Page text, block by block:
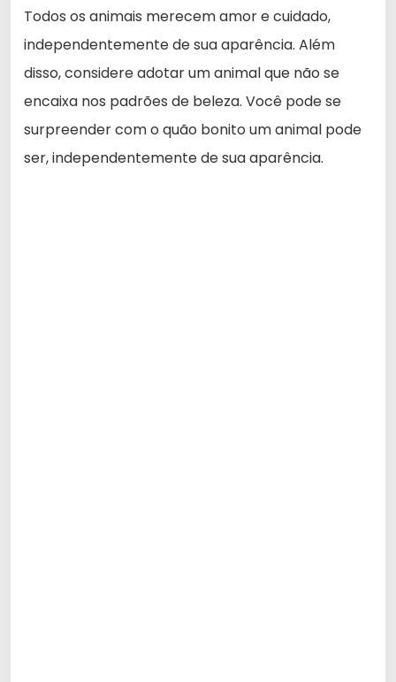
Todos os animais merecem amor e cuidado,
independentemente de sua aparência. Além
disso, considere adotar um animal que não se
encaixa nos padrões de beleza. Você pode se
surpreender com o quão bonito um animal pode
ser, independentemente de sua aparência.